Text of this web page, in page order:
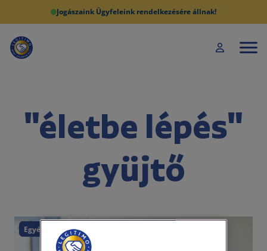
Jogászaink Ügyfeleink rendelkezésére állnak!
"életbe lépés"
gyüjtő
Egyéb